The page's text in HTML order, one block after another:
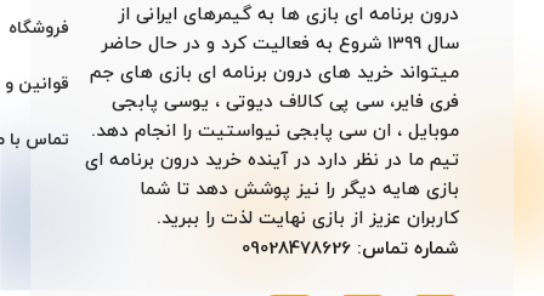
درون برنامه ای بازی ها به گیمرهای ایرانی از
سال ۱۳۹۹ شروع به فعالیت کرد و در حال حاضر
میتواند خرید های درون برنامه ای بازی های جم
فری فایر، سی پی کالاف دیوتی ، یوسی پابجی
موبایل ، ان سی پابجی نیواستیت را انجام دهد.
تیم ما در نظر دارد در آینده خرید درون برنامه ای
بازی هایه دیگر را نیز پوشش دهد تا شما
کاربران عزیز از بازی نهایت لذت را ببرید.
شماره تماس: 09028478626
فروشگاه
قوانین
تماس با